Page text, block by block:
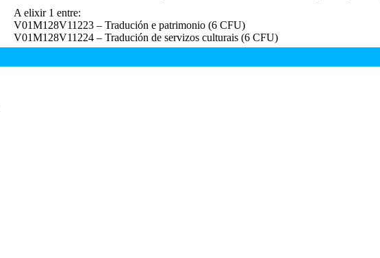
A elixir 1 entre:
V01M128V11223 – Tradución e patrimonio (6 CFU)
V01M128V11224 – Tradución de servizos culturais (6 CFU)